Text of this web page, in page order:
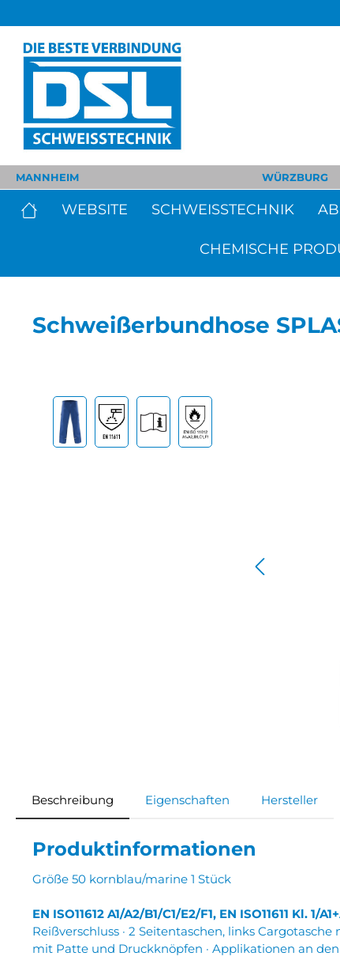
MANNHEIM WÜRZBURG
WEBSITE SCHWEISSTECHNIK
CHEMISCHE
Schweißerbundhose
Beschreibung Eigenschaften Hersteller
Produktinformationen
Größe 50 kornblau/marine 1 Stück
EN ISO11612 A1/A2/B1/C1/E2/F1, EN ISO11611 Kl. 1/
Reißverschluss · 2 Seitentaschen, links
mit Patte und Druckknöpfen · Applikationen an